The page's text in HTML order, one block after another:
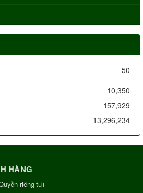
50
10,350
157,929
13,296,234
HÀNG
riêng tư)